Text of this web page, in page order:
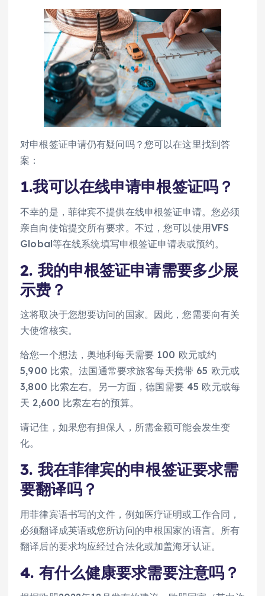
对申根签证申请仍有疑问吗？您可以在这里找到答
案：
1.我可以在线申请申根签证吗？
不幸的是，菲律宾不提供在线申根签证申请。您必须
亲自向使馆提交所有要求。不过，您可以使用VFS
Global等在线系统填写申根签证申请表或预约。
2. 我的申根签证申请需要多少展
示费？
这将取决于您想要访问的国家。因此，您需要向有关
大使馆核实。
给您一个想法，奥地利每天需要 100 欧元或约
5,900 比索。法国通常要求旅客每天携带 65 欧元或
3,800 比索左右。另一方面，德国需要 45 欧元或每
天 2,600 比索左右的预算。
请记住，如果您有担保人，所需金额可能会发生变
化。
3. 我在菲律宾的申根签证要求需
要翻译吗？
用菲律宾语书写的文件，例如医疗证明或工作合同，
必须翻译成英语或您所访问的申根国家的语言。所有
翻译后的要求均应经过合法化或加盖海牙认证。
4. 有什么健康要求需要注意吗？